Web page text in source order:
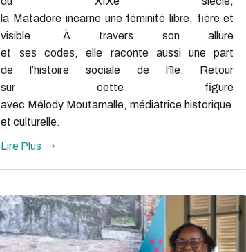
la Matadore incarne une féminité libre, fière et
visible. À travers son allure
et ses codes, elle raconte aussi une part
de l’histoire sociale de l’île. Retour
sur cette figure
avec Mélody Moutamalle, médiatrice historique
et culturelle.
Lire Plus